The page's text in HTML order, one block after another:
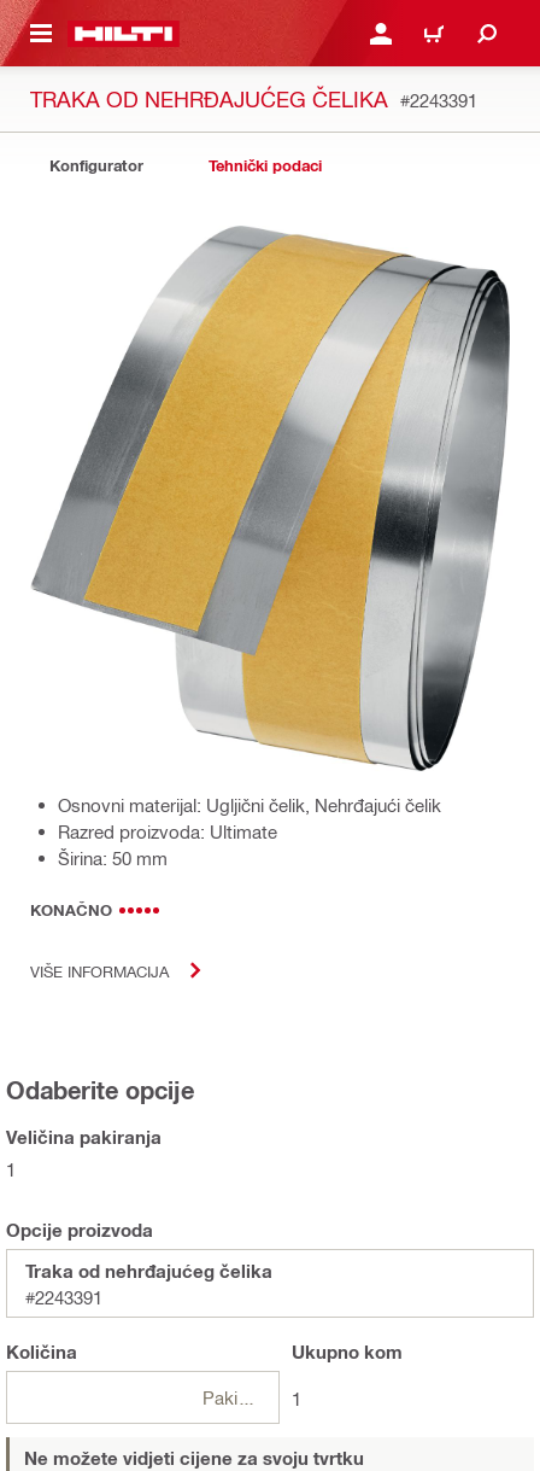
GLAVNI SADRŽAJ PRIJAVI SE ILI SE
KOŠARICA
TRAKA OD NEHRĐAJUĆEG ČELIKA #2243391
Konfigurator Tehnički podaci
Osnovni materijal: Ugljični čelik, Nehrđajući čelik
Razred proizvoda: Ultimate
Širina: 50 mm
KONAČNO
VIŠE INFORMACIJA
Odaberite opcije
Veličina pakiranja
1
Opcije proizvoda
Traka od nehrđajućeg čelika
#2243391
Količina Ukupnokom
1
Ne možete vidjeti cijene za svoju tvrtku